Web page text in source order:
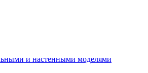
и настенными моделями